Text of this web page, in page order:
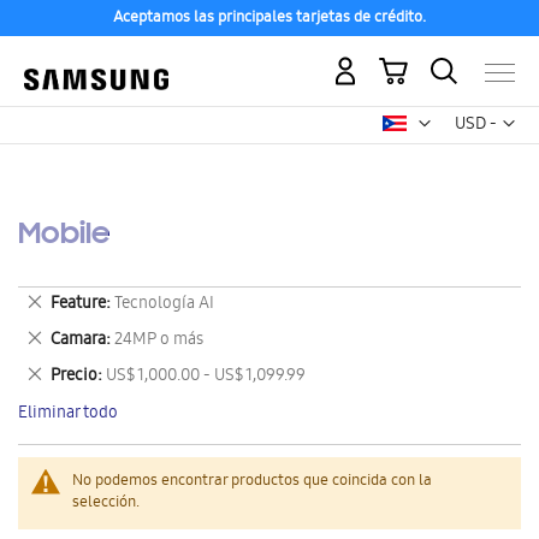
Aceptamos las principales tarjetas de crédito.
USD -
dólar
Mi carrito
Mobile
No podemos encontrar productos que coincida con la
selección.
Feature Tecnología AI
Eliminar
este
artículo
Camara 24MP o más
Eliminar
este
artículo
Precio US$ 1,000.00 - US$ 1,099.99
Eliminar
este
artículo
Eliminar todo